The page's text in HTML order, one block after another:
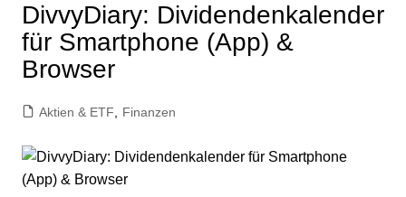
DivvyDiary: Dividendenkalender
für Smartphone (App) &
Browser
Aktien & ETF Finanzen